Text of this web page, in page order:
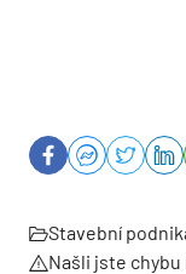
Stavební
Našli jste